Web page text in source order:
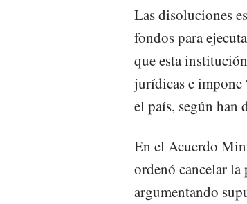
Las disoluciones
fondos para
que esta
jurídicas e impone
el país, según han
En el Acuerdo
ordenó cancelar
argumentando